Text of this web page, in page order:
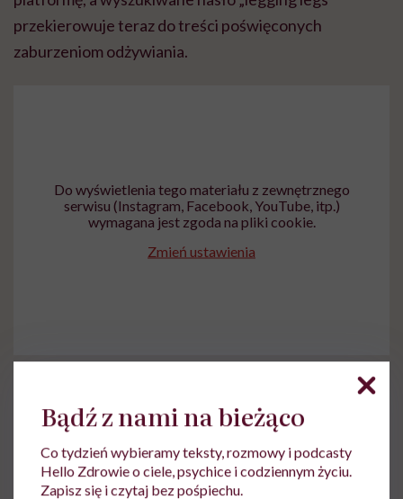
przekierowuje teraz do treści poświęconych
zaburzeniom odżywiania.
Do wyświetlenia tego materiału z zewnętrznego
serwisu (Instagram, Facebook, YouTube, itp.)
wymagana jest zgoda na pliki cookie.
Zmień ustawienia
Bądź z nami na bieżąco
Co tydzień wybieramy teksty, rozmowy i podcasty
Hello Zdrowie o ciele, psychice i codziennym życiu.
Zapisz się i czytaj bez pośpiechu.